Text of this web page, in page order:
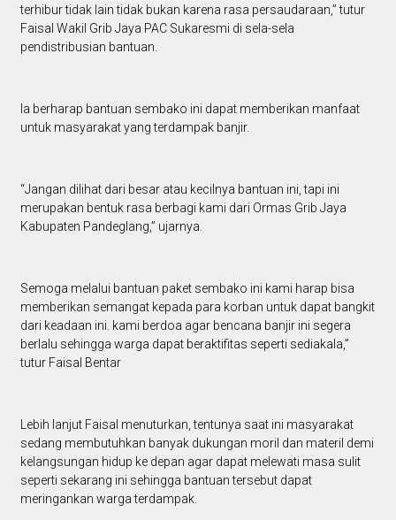
terhibur tidak lain tidak bukan karena rasa persaudaraan,” tutur
Faisal Wakil Grib Jaya PAC Sukaresmi di sela-sela
pendistribusian bantuan.
Ia berharap bantuan sembako ini dapat memberikan manfaat
untuk masyarakat yang terdampak banjir.
“Jangan dilihat dari besar atau kecilnya bantuan ini, tapi ini
merupakan bentuk rasa berbagi kami dari Ormas Grib Jaya
Kabupaten Pandeglang,” ujarnya.
Semoga melalui bantuan paket sembako ini kami harap bisa
memberikan semangat kepada para korban untuk dapat bangkit
dari keadaan ini. kami berdoa agar bencana banjir ini segera
berlalu sehingga warga dapat beraktifitas seperti sediakala,”
tutur Faisal Bentar
Lebih lanjut Faisal menuturkan, tentunya saat ini masyarakat
sedang membutuhkan banyak dukungan moril dan materil demi
kelangsungan hidup ke depan agar dapat melewati masa sulit
seperti sekarang ini sehingga bantuan tersebut dapat
meringankan warga terdampak.